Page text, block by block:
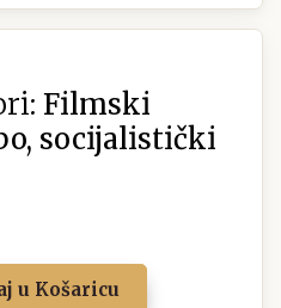
Filmski
socijalistički
u Košaricu